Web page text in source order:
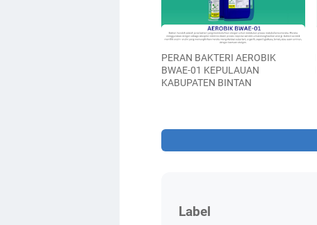
PERAN BAKTERI AEROBIK
BWAE-01 KEPULAUAN
KABUPATEN BINTAN
Label